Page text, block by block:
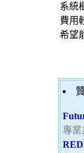
系統
費用
希望
專業